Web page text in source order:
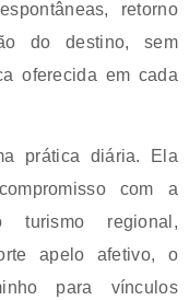
retorno
do destino, sem
oferecida em cada
prática diária. Ela
com a
turismo regional,
apelo afetivo, o
para vínculos